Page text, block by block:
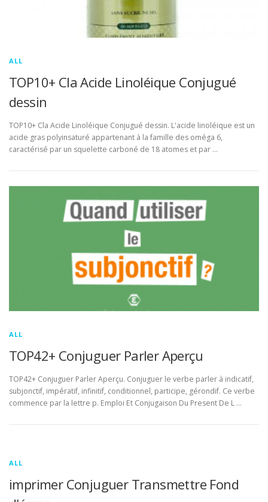
ALL
TOP10+ Cla Acide Linoléique Conjugué
dessin
TOP10+ Cla Acide Linoléique Conjugué dessin. L'acide linoléique est un
acide gras polyinsaturé appartenant à la famille des oméga 6,
caractérisé par un squelette carboné de 18 atomes et par …
ALL
TOP42+ Conjuguer Parler Aperçu
TOP42+ Conjuguer Parler Aperçu. Conjuguer le verbe parler à indicatif,
subjonctif, impératif, infinitif, conditionnel, participe, gérondif. Ce verbe
commence par la lettre p. Emploi Et Conjugaison Du Present De L …
ALL
imprimer Conjuguer Transmettre Fond